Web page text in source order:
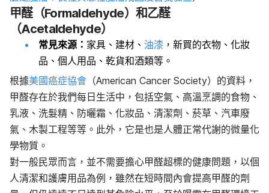
甲醛（Formaldehyde）和乙醛
（Acetaldehyde）
常見來源： 家具、建材、 油漆 ，新買的衣物、化妝
品、個人用品、乾貨和酒類等。
根據美國癌症協會 （American Cancer Society）的資料，
甲醛存在於我們每日生活中，包括空氣、高溫烹調的食物、
乳液、洗髮精、防曬霜、化妝品、清潔劑、菸草、汽車廢
氣、木製工程等等。此外，它是也是人體正常代謝的微量化
學物質。
對一般民眾而言，並不需要擔心甲醛超標的健康問題，以個
人清潔和護膚用品為例，雖然在短時間內會提高甲醛的劑